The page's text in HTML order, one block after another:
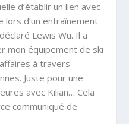
d’établir un lien avec
lors d’un entraînement
Lewis Wu. Il a
mon équipement de ski
à travers
Juste pour une
avec Kilian… Cela
communiqué de